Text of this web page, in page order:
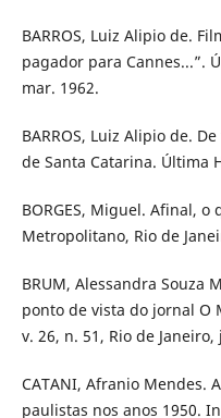
BARROS, Luiz Alipio de.
pagador para Cannes...”.
mar. 1962.
BARROS, Luiz Alipio de.
de Santa Catarina. Última
BORGES, Miguel. Afinal, o
Metropolitano, Rio de
BRUM, Alessandra Souza
ponto de vista do jornal O
v. 26, n. 51, Rio de
CATANI, Afranio Mendes.
paulistas nos anos 1950.